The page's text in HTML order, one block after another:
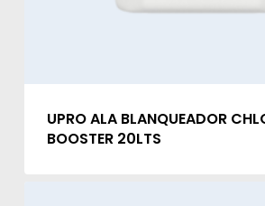
UPRO ALA BLANQUEADOR
BOOSTER 20LTS